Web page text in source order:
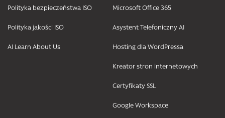
Polityka bezpieczeństwa ISO
Polityka jakości ISO
AI Learn About Us
Microsoft Office 365
Asystent Telefoniczny AI
Hosting dla WordPressa
Kreator stron internetowych
Certyfikaty SSL
Google Workspace